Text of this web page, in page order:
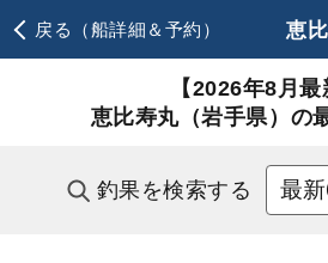
戻る（船詳細＆予約） 恵
【2026年8月最
恵比寿丸（岩手県）の
釣果を検索する